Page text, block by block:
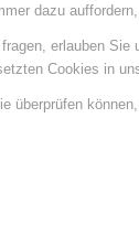
dazu
erlauben
Cookies in